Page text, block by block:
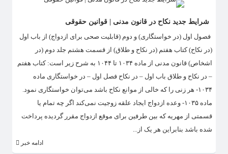
شرایط جدید نکاح در قانون مدنی | قوانین حقوقی
فصول اول (در خواستگاری) و دوم (قابلیت صحی برای ازدواج) از باب اول
(در نکاح) کتاب هفتم (در نکاح و طلاق) از قسمت هشتم جلد دوم (در
اشخاص) قانون مدنی از ماده ۱۰۳۴ تا ۱۰۴۴ به شرح زیر است: کتاب هفتم
– در نکاح و طلاق باب اول – در نکاح فصل اول – در خواستگاری ماده
۱۰۳۴- هر زنی را که خالی از موانع نکاح باشد می‌توان خواستگاری نمود.
ماده ۱۰۳۵- وعده ازدواج ایجاد علقه زوجیت نمی‌کند اگر چه تمام یا
قسمتی از مهریه که بین طرفین برای موقع ازدواج مقرر گردیده پرداخت
شده باشد بنابراین هر یک از...
ادامه خبر